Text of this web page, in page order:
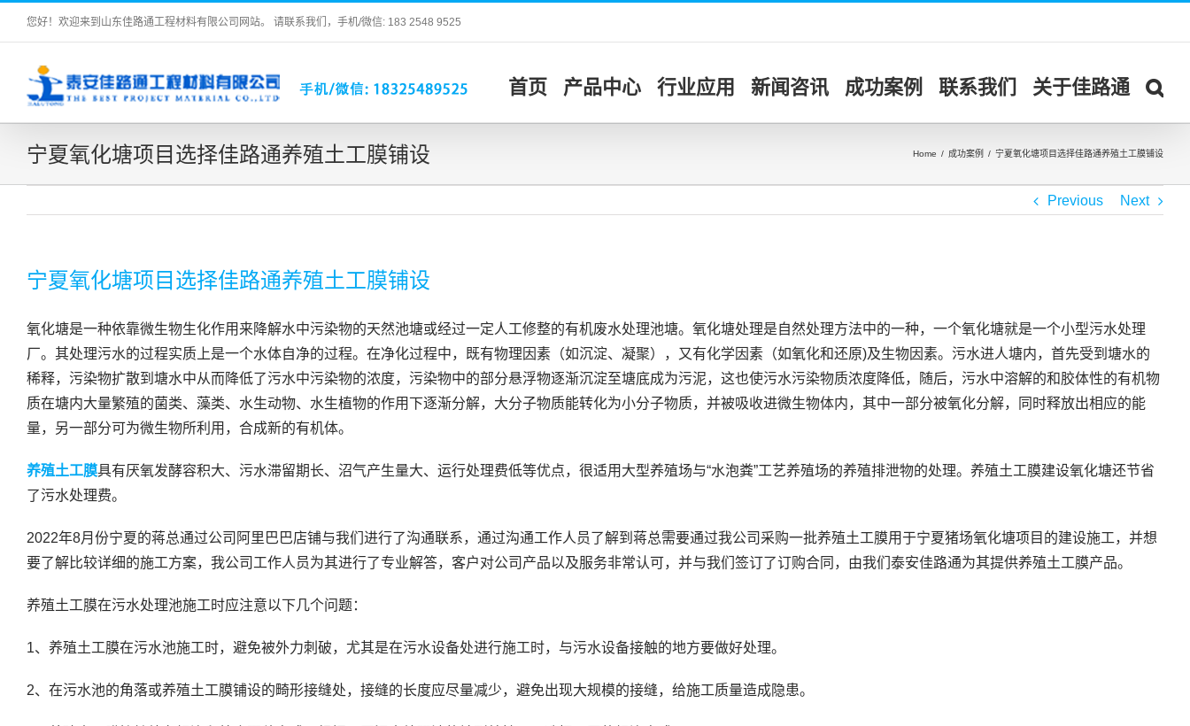
您好！欢迎来到山东佳路通工程材料有限公司网站。 请联系我们，手机/微信: 183 2548 9525
首页 产品中心 行业应用 新闻咨讯 成功案例 联系我们 关于佳路通
宁夏氧化塘项目选择佳路通养殖土工膜铺设 Home / 成功案例 / 宁夏氧化塘项目选择佳路通养殖土工膜铺设
Previous Next
宁夏氧化塘项目选择佳路通养殖土工膜铺设
氧化塘是一种依靠微生物生化作用来降解水中污染物的天然池塘或经过一定人工修整的有机废水处理池塘。氧化塘处理是自然处理方法中的一种，一个氧化塘就是一个小型污水处理
厂。其处理污水的过程实质上是一个水体自净的过程。在净化过程中，既有物理因素（如沉淀、凝聚），又有化学因素（如氧化和还原)及生物因素。污水进人塘内，首先受到塘水的
稀释，污染物扩散到塘水中从而降低了污水中污染物的浓度，污染物中的部分悬浮物逐渐沉淀至塘底成为污泥，这也使污水污染物质浓度降低，随后，污水中溶解的和胶体性的有机物
质在塘内大量繁殖的菌类、藻类、水生动物、水生植物的作用下逐渐分解，大分子物质能转化为小分子物质，并被吸收进微生物体内，其中一部分被氧化分解，同时释放出相应的能
量，另一部分可为微生物所利用，合成新的有机体。
养殖土工膜具有厌氧发酵容积大、污水滞留期长、沼气产生量大、运行处理费低等优点，很适用大型养殖场与“水泡粪”工艺养殖场的养殖排泄物的处理。养殖土工膜建设氧化塘还节省
了污水处理费。
2022年8月份宁夏的蒋总通过公司阿里巴巴店铺与我们进行了沟通联系，通过沟通工作人员了解到蒋总需要通过我公司采购一批养殖土工膜用于宁夏猪场氧化塘项目的建设施工，并想
要了解比较详细的施工方案，我公司工作人员为其进行了专业解答，客户对公司产品以及服务非常认可，并与我们签订了订购合同，由我们泰安佳路通为其提供养殖土工膜产品。
养殖土工膜在污水处理池施工时应注意以下几个问题：
1、养殖土工膜在污水池施工时，避免被外力刺破，尤其是在污水设备处进行施工时，与污水设备接触的地方要做好处理。
2、在污水池的角落或养殖土工膜铺设的畸形接缝处，接缝的长度应尽量减少，避免出现大规模的接缝，给施工质量造成隐患。